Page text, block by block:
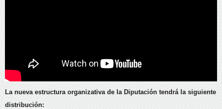
La nueva estructura organizativa de la Diputación tendrá la siguiente
distribución: